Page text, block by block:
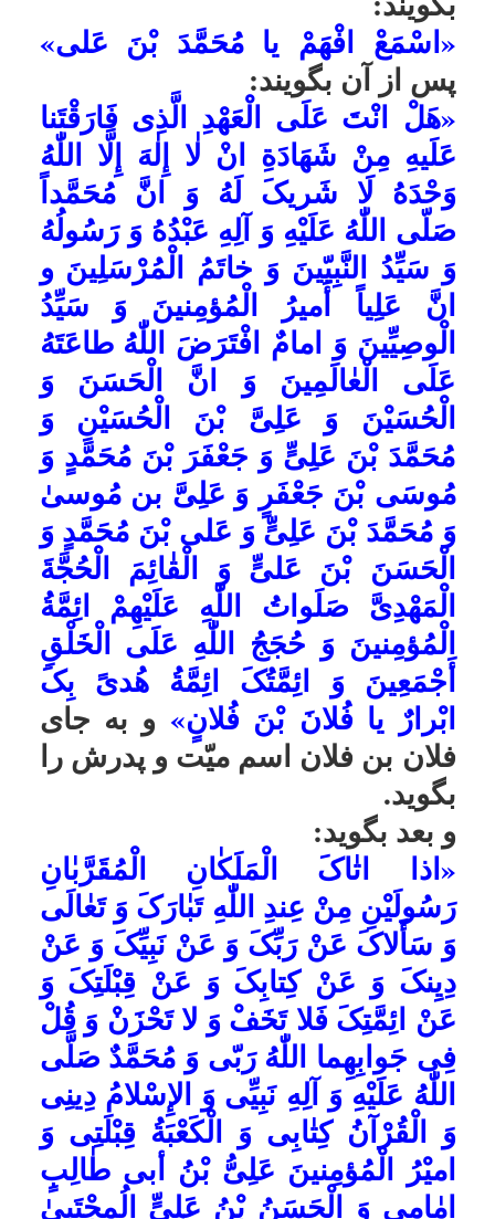
أَجْمَعِینَ وَ ائِمَّتُکَ ائِمَّةُ هُدىً بِکَ
ابْرارٌ یا فُلانَ بْنَ فُلانٍ» و به جاى
فلان بن فلان اسم میّت و پدرش را
بگوید.
و بعد بگوید:
«اذا اتٰاکَ الْمَلَکٰانِ الْمُقَرَّبٰانِ
رَسُولَیْنِ مِنْ عِندِ اللّٰهِ تَبٰارَکَ وَ تَعٰالَى
وَ سَأَلاکَ عَنْ رَبِّکَ وَ عَنْ نَبِیِّکَ وَ عَنْ
دِیِنکَ وَ عَنْ کِتابِکَ وَ عَنْ قِبْلَتِکَ وَ
عَنْ ائِمَّتِکَ فَلا تَخَفْ وَ لا تَحْزَنْ وَ قُلْ
فِی جَوابِهِما اللّٰهُ رَبّی وَ مُحَمَّدٌ صَلَّى
اللّٰهُ عَلَیْهِ وَ آلِهِ نَبِیِّی وَ الإِسْلامُ دِینِی
وَ الْقُرْآنُ کِتٰابِی وَ الْکَعْبَةُ قِبْلَتِى وَ
امیْرُ الْمُؤمِنینَ عَلِىُّ بْنُ أبی طٰالِبٍ
امٰامى وَ الْحَسَنُ بْنُ عَلِیٍّ الُمجْتَبىٰ
امٰامى وَ الْحُسَیْنُ بْنُ عَلِیٍّ الشَّهیدُ
بِکَرْبَلاءَ امٰامِى وَ عَلِىٌّ زَیْنُ الْعٰابِدِینَ
امَامِى وَ مُحَمَّدٌ البِاقِرُ امَامِى وَ
جَعْفَرٌ الصّادِقُ امَامِى وَ مُوسَى
الکاظِمُ إِمامی وَ عَلِىٌّ الرِّضٰا إِمامی
و مُحَمَّدٌ الجَوادُ إِمامی و عَلىٌّ
الْهَادِى امَامِى وَ الْحَسَنُ الْعَسْکَرىُّ
امَامِى وَ الْحُجَّةُ الْمُنْتَظَرُ امٰامى
هٰؤُلٰاءِ صَلَواتُ اللّٰهِ عَلَیْهِمْ أَجْمَعِینَ
ائِمَّتِى وَ سَادَتِى وَ قَادَتِى وَ شُفَعَائِى
بِهِمْ أَتَولَّى وَ مِنْ اعدائِهِمْ أَتَبَرَّأُ فِى
الدُّنْیَا وَ الآخِرَةِ ثُمَّ اعْلَمْ یا فُلانَ بْنَ
فُلان» و به جاى فلان بن فلان اسم
میّت و پدرش را بگوید و بعد بگوید:
«انَّ اللّٰهَ تَبَارَکَ وَ تَعَالَى نِعْمَ الرَّبُّ وَ
اوْلادَهُ الْمَعْصُومینَ الْأَئِمَّةَ الْاثْنَیْ
عَشَرَ نِعْمَ الْأئِمَّةُ وَ انَّ مٰا جَاءَ بِهِ
مُحَمَّدٌ صَلَّى اللّٰهُ عَلَیْهِ وَ آلِهِ حَقٌ وَ
انَّ الْمَوْتَ حَقٌ وَ سُؤٰالَ مُنْکَرٍ وَ نَکیرٍ
فِى القَبْرِ حَقٌّ وَ الْبَعْثَ حَقٌّ‌ النُّشُورَ
حَقٌّ وَ الصِّرٰاطَ حَقٌّ وَ الْمِیْزٰانَ حَقٌّ
وَ تَطٰایُرَ الْکُتُبِ حَقٌّ وَ انَّ الْجَنَّةَ حَقٌّ
وَ النّٰارَ حَقُّ وَ انَّ السَّاعَةَ آتِیَةٌ لا رَیْبَ
فِیهَا وَ انَّ اللّٰهَ یَبْعَثُ مَنْ فِی الْقُبُورِ»
پس بگوید: «أَ فَهِمْتَ یا فُلانُ» و به
جاى فلان، اسم میّت را بگوید پس
از آن بگوید: «ثَبَّتَکَ اللّٰهُ بِالْقَولِ
الثَّابِتِ وَ هَداک اللّٰهُ إِلَى صِرَاطٍ
مُسْتَقِیمٍ عَرَّفَ اللّٰهُ بَیْنَکَ وَ بَیْنَ
اوْلیٰائِکَ فی مُسْتَقَرٍّ مِنْ رَحْمَتِهِ»
پس بگوید: «اللّٰهُمَّ جَافِ الْأَرْضَ عَنْ